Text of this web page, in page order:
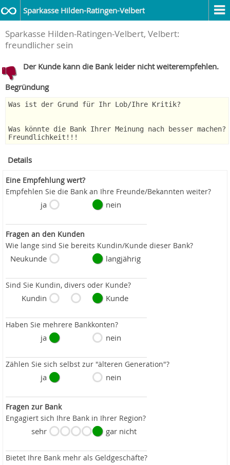
Sparkasse Hilden-Ratingen-Velbert
Sparkasse Hilden-Ratingen-Velbert, Velbert:
freundlicher sein
Der Kunde kann die Bank leider nicht weiterempfehlen.
Begründung
Was ist der Grund für Ihr Lob/Ihre Kritik?
Was könnte die Bank Ihrer Meinung nach besser machen?
Freundlichkeit!!!
Details
Eine Empfehlung wert?
Empfehlen Sie die Bank an Ihre Freunde/Bekannten weiter?
ja nein
Fragen an den Kunden
Wie lange sind Sie bereits Kundin/Kunde dieser Bank?
Neukunde langjährig
Sind Sie Kundin, divers oder Kunde?
Kundin Kunde
Haben Sie mehrere Bankkonten?
ja nein
Zählen Sie sich selbst zur "älteren Generation"?
ja nein
Fragen zur Bank
Engagiert sich Ihre Bank in Ihrer Region?
sehr gar nicht
Bietet Ihre Bank mehr als Geldgeschäfte?